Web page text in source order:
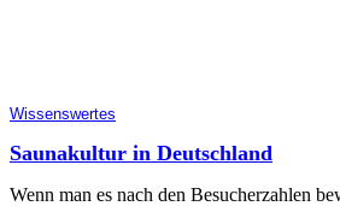
Wissenswertes
Saunakultur in Deutschland
Wenn man es nach den Besucherzahlen